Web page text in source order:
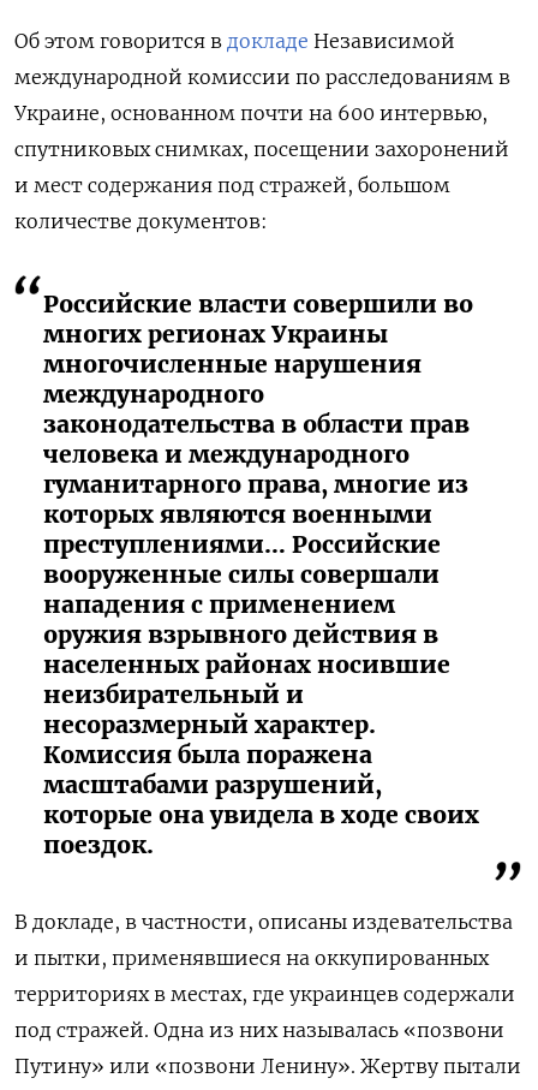
Об этом говорится в докладе Независимой
международной комиссии по расследованиям в
Украине, основанном почти на 600 интервью,
спутниковых снимках, посещении захоронений
и мест содержания под стражей, большом
количестве документов:
Российские власти совершили во
многих регионах Украины
многочисленные нарушения
международного
законодательства в области прав
человека и международного
гуманитарного права, многие из
которых являются военными
преступлениями… Российские
вооруженные силы совершали
нападения с применением
оружия взрывного действия в
населенных районах носившие
неизбирательный и
несоразмерный характер.
Комиссия была поражена
масштабами разрушений,
которые она увидела в ходе своих
поездок.
В докладе, в частности, описаны издевательства
и пытки, применявшиеся на оккупированных
территориях в местах, где украинцев содержали
под стражей. Одна из них называлась «позвони
Путину» или «позвони Ленину». Жертву пытали